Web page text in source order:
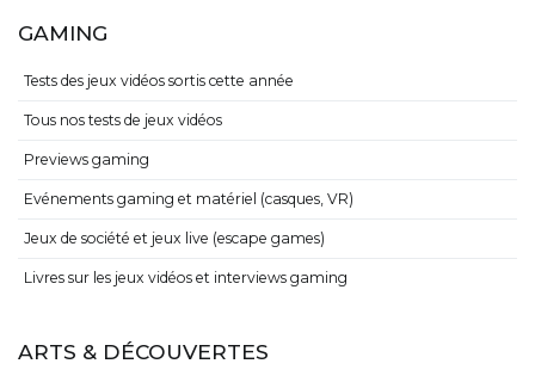
GAMING
Tests des jeux vidéos sortis cette année
Tous nos tests de jeux vidéos
Previews gaming
Evénements gaming et matériel (casques, VR)
Jeux de société et jeux live (escape games)
Livres sur les jeux vidéos et interviews gaming
ARTS & DÉCOUVERTES